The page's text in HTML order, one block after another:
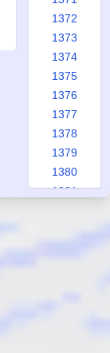
1372
1373
1374
1375
1376
1377
1378
1379
1380
1381